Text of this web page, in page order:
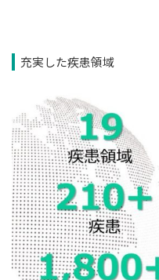
充実した疾患領域